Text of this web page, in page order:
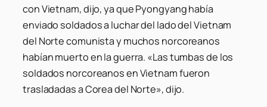
con Vietnam, dijo, ya que Pyongyang había
enviado soldados a luchar del lado del Vietnam
del Norte comunista y muchos norcoreanos
habían muerto en la guerra. «Las tumbas de los
soldados norcoreanos en Vietnam fueron
trasladadas a Corea del Norte», dijo.